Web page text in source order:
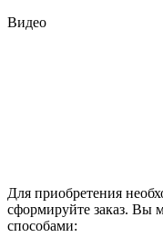
Видео
Для приобретения
сформируйте заказ. Вы
способами: